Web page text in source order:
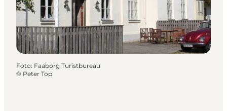
Foto: Faaborg Turistbureau
© Peter Top